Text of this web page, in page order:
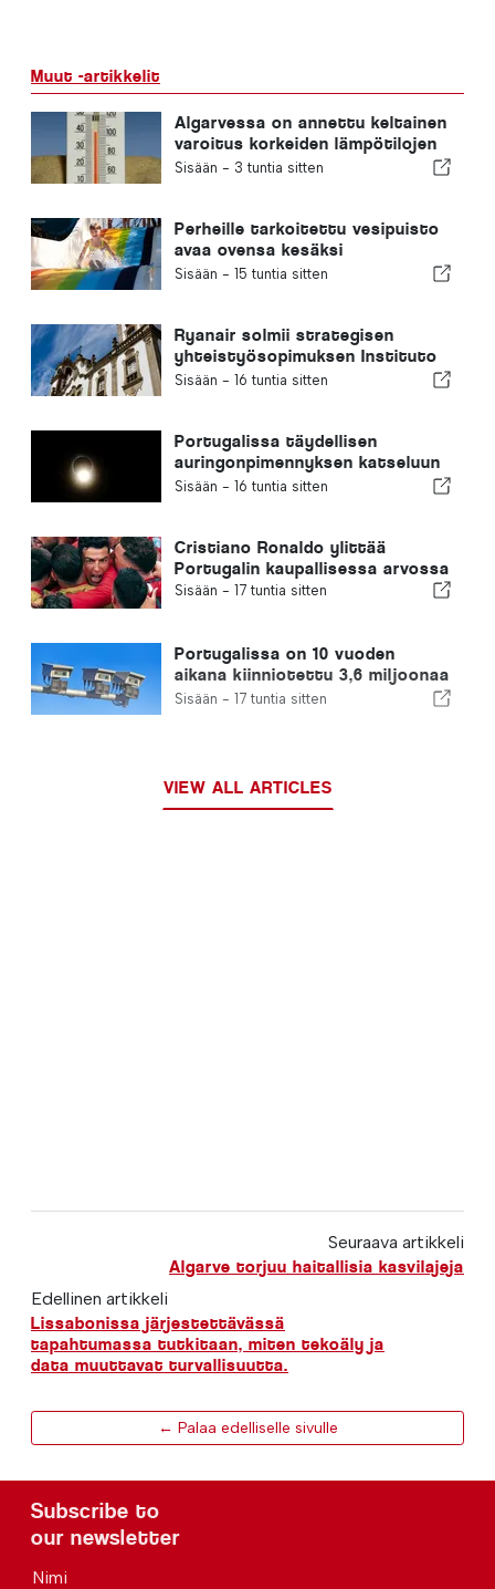
Muut -artikkelit
Algarvessa on annettu keltainen
varoitus korkeiden lämpötilojen
vuoksi
Sisään - 3 tuntia sitten
Perheille tarkoitettu vesipuisto
avaa ovensa kesäksi
Portugalissa, ja liput maksavat 2
Sisään - 15 tuntia sitten
Ryanair solmii strategisen
yhteistyösopimuksen Instituto
Piaget de Viseun kanssa
Sisään - 16 tuntia sitten
Portugalissa täydellisen
auringonpimennyksen katseluun
tarkoitetut ilmaiset aurinkolasit
Sisään - 16 tuntia sitten
Cristiano Ronaldo ylittää
Portugalin kaupallisessa arvossa
Sisään - 17 tuntia sitten
Portugalissa on 10 vuoden
aikana kiinniotettu 3,6 miljoonaa
ylinopeutta ajanutta kuljettajaa
Sisään - 17 tuntia sitten
VIEW ALL ARTICLES
Seuraava artikkeli
Algarve torjuu haitallisia kasvilajeja
Edellinen artikkeli
Lissabonissa järjestettävässä
tapahtumassa tutkitaan, miten tekoäly ja
data muuttavat turvallisuutta.
← Palaa edelliselle sivulle
Subscribe to
our newsletter
Nimi